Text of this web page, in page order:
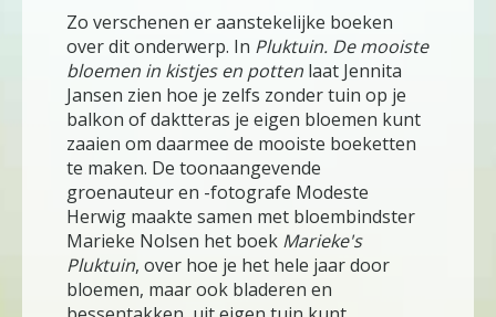
Zo verschenen er aanstekelijke boeken
over dit onderwerp. In Pluktuin. De mooiste
bloemen in kistjes en potten laat Jennita
Jansen zien hoe je zelfs zonder tuin op je
balkon of daktteras je eigen bloemen kunt
zaaien om daarmee de mooiste boeketten
te maken. De toonaangevende
groenauteur en -fotografe Modeste
Herwig maakte samen met bloembindster
Marieke Nolsen het boek Marieke's
Pluktuin, over hoe je het hele jaar door
bloemen, maar ook bladeren en